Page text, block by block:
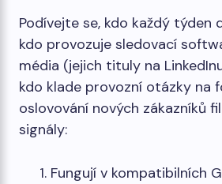
Podívejte se, kdo každý týden
kdo provozuje sledovací
média (jejich tituly na
kdo klade provozní otázky na
oslovování nových zákazníků
signály:
Fungují v kompatibilních